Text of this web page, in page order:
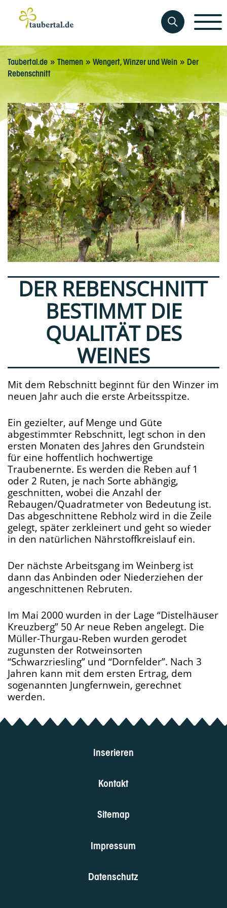
Taubertal.de »Themen » Wengert, Winzer und Wein » Der
Rebenschnitt
DER REBENSCHNITT
BESTIMMT DIE
QUALITÄT DES
WEINES
Mit dem Rebschnitt beginnt für den Winzer im
neuen Jahr auch die erste Arbeitsspitze.
Ein gezielter, auf Menge und Güte
abgestimmter Rebschnitt, legt schon in den
ersten Monaten des Jahres den Grundstein
für eine hoffentlich hochwertige
Traubenernte. Es werden die Reben auf 1
oder 2 Ruten, je nach Sorte abhängig,
geschnitten, wobei die Anzahl der
Rebaugen/Quadratmeter von Bedeutung ist.
Das abgeschnittene Rebholz wird in die Zeile
gelegt, später zerkleinert und geht so wieder
in den natürlichen Nährstoffkreislauf ein.
Der nächste Arbeitsgang im Weinberg ist
dann das Anbinden oder Niederziehen der
angeschnittenen Rebruten.
Im Mai 2000 wurden in der Lage “Distelhäuser
Kreuzberg” 50 Ar neue Reben angelegt. Die
Müller-Thurgau-Reben wurden gerodet
zugunsten der Rotweinsorten
“Schwarzriesling” und “Dornfelder”. Nach 3
Jahren kann mit dem ersten Ertrag, dem
sogenannten Jungfernwein, gerechnet
werden.
Inserieren
Kontakt
Sitemap
Impressum
Datenschutz